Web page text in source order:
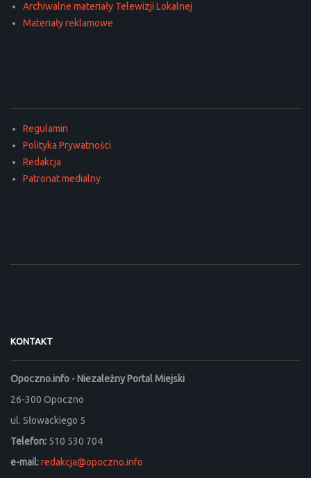
Archiwalne materiały Telewizji Lokalnej
Materiały reklamowe
Regulamin
Polityka Prywatności
Redakcja
Patronat medialny
KONTAKT
Opoczno.info - Niezależny Portal Miejski
26-300 Opoczno
ul. Słowackiego 5
Telefon: 510 530 704
e-mail:redakcja@opoczno.info